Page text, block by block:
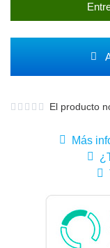
El producto
Más